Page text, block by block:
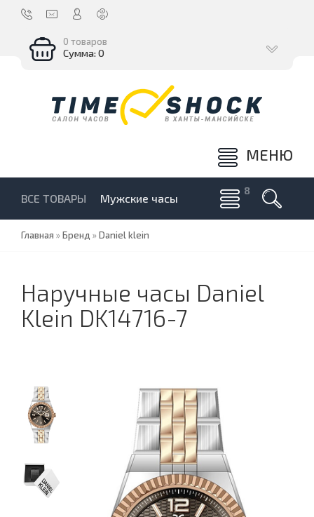
0 товаров
Сумма: 0
МЕНЮ
ВСЕ ТОВАРЫ Мужские часы
Главная »Бренд »Daniel klein
Наручные часы Daniel
Klein DK14716-7